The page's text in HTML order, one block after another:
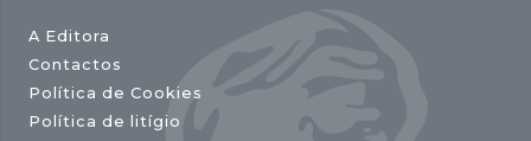
A Editora
Contactos
Política de Cookies
Política de litígio